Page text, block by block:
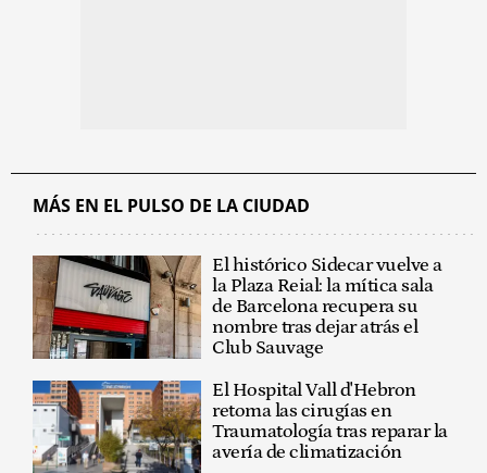
MÁS EN EL PULSO DE LA CIUDAD
El histórico Sidecar vuelve a
la Plaza Reial: la mítica sala
de Barcelona recupera su
nombre tras dejar atrás el
Club Sauvage
El Hospital Vall d'Hebron
retoma las cirugías en
Traumatología tras reparar la
avería de climatización